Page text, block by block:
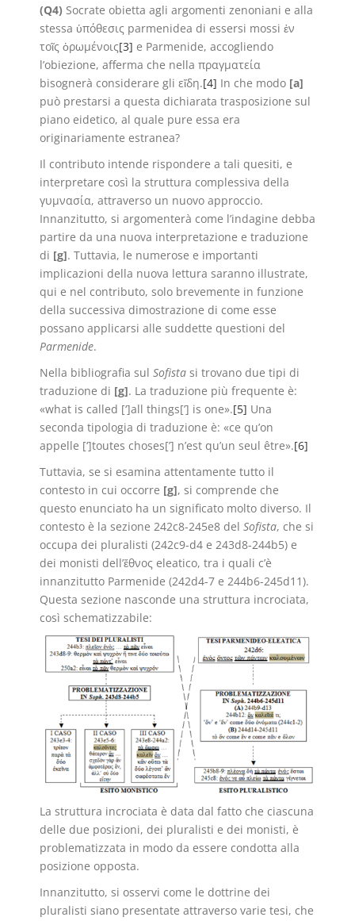
(Q4) Socrate obietta agli argomenti zenoniani e alla
stessa ὑπόθεσις parmenidea di essersi mossi ἐν
τοῖς ὁρωμένοις[3] e Parmenide, accogliendo
l’obiezione, afferma che nella πραγματεία
bisognerà considerare gli εἴδη.[4] In che modo [a]
può prestarsi a questa dichiarata trasposizione sul
piano eidetico, al quale pure essa era
originariamente estranea?
Il contributo intende rispondere a tali quesiti, e
interpretare così la struttura complessiva della
γυμνασία, attraverso un nuovo approccio.
Innanzitutto, si argomenterà come l’indagine debba
partire da una nuova interpretazione e traduzione
di [g]. Tuttavia, le numerose e importanti
implicazioni della nuova lettura saranno illustrate,
qui e nel contributo, solo brevemente in funzione
della successiva dimostrazione di come esse
possano applicarsi alle suddette questioni del
Parmenide.
Nella bibliografia sul Sofista si trovano due tipi di
traduzione di [g]. La traduzione più frequente è:
«what is called [‘]all things[’] is one».[5] Una
seconda tipologia di traduzione è: «ce qu’on
appelle [‘]toutes choses[’] n’est qu’un seul être».[6]
Tuttavia, se si esamina attentamente tutto il
contesto in cui occorre [g], si comprende che
questo enunciato ha un significato molto diverso. Il
contesto è la sezione 242c8-245e8 del Sofista, che si
occupa dei pluralisti (242c9-d4 e 243d8-244b5) e
dei monisti dell’ἔθνος eleatico, tra i quali c’è
innanzitutto Parmenide (242d4-7 e 244b6-245d11).
Questa sezione nasconde una struttura incrociata,
così schematizzabile:
La struttura incrociata è data dal fatto che ciascuna
delle due posizioni, dei pluralisti e dei monisti, è
problematizzata in modo da essere condotta alla
posizione opposta.
Innanzitutto, si osservi come le dottrine dei
pluralisti siano presentate attraverso varie tesi, che